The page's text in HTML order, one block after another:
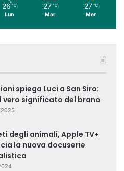
26 ℃
Lun
27 ℃
Mar
27 ℃
Mer
spiega Luci a San Siro:
vero significato del brano
degli animali, Apple TV+
la nuova docuserie